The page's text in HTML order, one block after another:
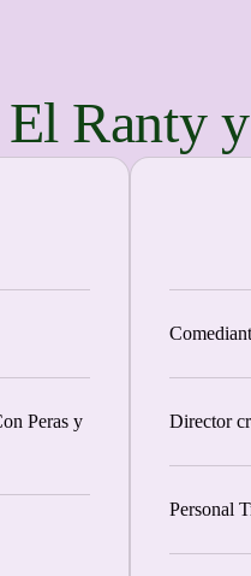
El Ranty
Peras y
Director
Personal